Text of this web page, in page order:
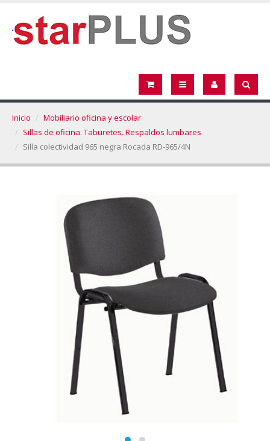
Inicio
Mobiliario oficina y escolar
Sillas de oficina. Taburetes. Respaldos lumbares
Silla colectividad 965 negra Rocada RD-965/4N